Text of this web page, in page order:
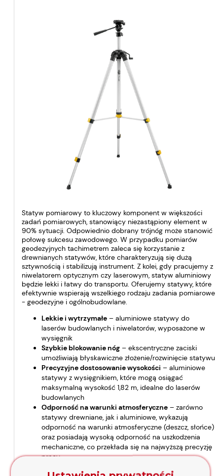
Statyw pomiarowy to kluczowy komponent w większości
zadań pomiarowych, stanowiący niezastąpiony element w
90% sytuacji. Odpowiednio dobrany trójnóg może stanowić
połowę sukcesu zawodowego. W przypadku pomiarów
geodezyjnych tachimetrem zaleca się korzystanie z
drewnianych statywów, które charakteryzują się dużą
sztywnością i stabilizują instrument. Z kolei, gdy pracujemy z
niwelatorem optycznym czy laserowym, statyw aluminiowy
będzie lekki i łatwy do transportu. Oferujemy statywy, które
efektywnie wspierają wszelkiego rodzaju zadania pomiarowe
- geodezyjne i ogólnobudowlane.
Lekkie i wytrzymałe – aluminiowe statywy do
laserów budowlanych i niwelatorów, wyposażone w
wysięgnik
Szybkie blokowanie nóg – ekscentryczne zaciski
umożliwiają błyskawiczne złożenie/rozwinięcie statywu
Precyzyjne dostosowanie wysokości – aluminiowe
statywy z wysięgnikiem, które mogą osiągać
maksymalną wysokość 1,82 m, idealne do laserów
budowlanych
Odporność na warunki atmosferyczne – zarówno
statywy drewniane, jak i aluminiowe, wykazują
odporność na warunki atmosferyczne (deszcz, słońce)
oraz posiadają wysoką odporność na uszkodzenia
mechaniczne, co przekłada się na najwyższą precyzję
pracy